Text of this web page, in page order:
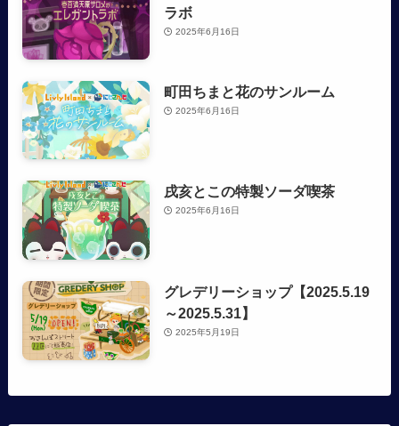
ラボ
2025年6月16日
町田ちまと花のサンルーム
2025年6月16日
戌亥とこの特製ソーダ喫茶
2025年6月16日
グレデリーショップ【2025.5.19
～2025.5.31】
2025年5月19日